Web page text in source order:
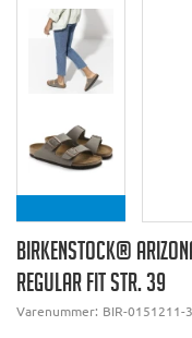
BIRKENSTOCK®
REGULAR FIT STR. 39
Varenummer: BIR-0151211-